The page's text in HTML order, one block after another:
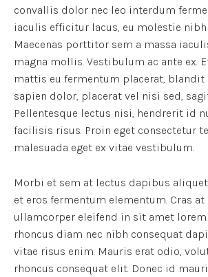
convallis dolor nec leo interdum
iaculis efficitur lacus, eu molestie
Maecenas porttitor sem a massa
magna mollis. Vestibulum ac ante ex.
mattis eu fermentum placerat, blandit
sapien dolor, placerat vel nisi sed,
Pellentesque lectus nisi, hendrerit id
facilisis risus. Proin eget consectetur
malesuada eget ex vitae vestibulum.
Morbi et sem at lectus dapibus
et eros fermentum elementum. Cras
ullamcorper eleifend in sit amet
rhoncus diam nec nibh consequat
vitae risus enim. Mauris erat odio,
rhoncus consequat elit. Donec id